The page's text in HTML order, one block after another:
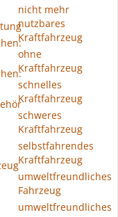
nicht mehr
nutzbares
Kraftfahrzeug
ohne
Kraftfahrzeug
schnelles
Kraftfahrzeug
schweres
Kraftfahrzeug
selbstfahrendes
Kraftfahrzeug
umweltfreundliches
Fahrzeug
umweltfreundliches